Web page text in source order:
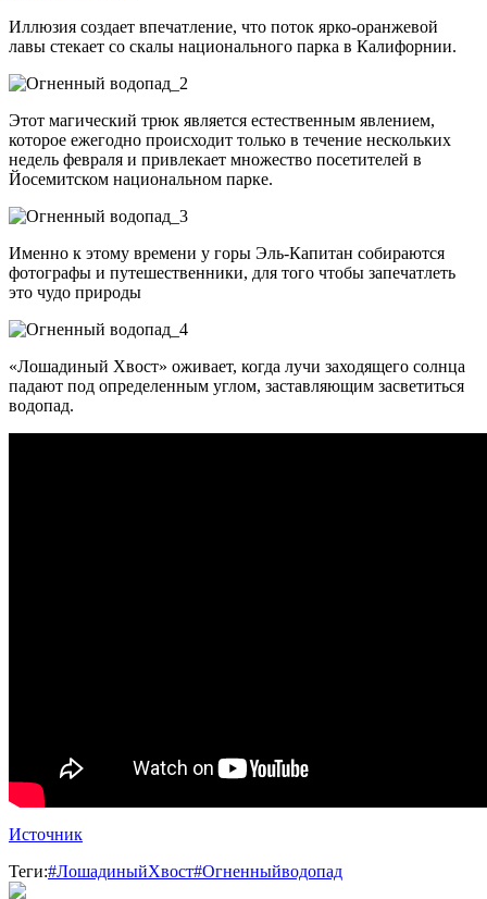
Иллюзия создает впечатление, что поток ярко-оранжевой
лавы стекает со скалы национального парка в Калифорнии.
Этот магический трюк является естественным явлением,
которое ежегодно происходит только в течение нескольких
недель февраля и привлекает множество посетителей в
Йосемитском национальном парке.
Именно к этому времени у горы Эль-Капитан собираются
фотографы и путешественники, для того чтобы запечатлеть
это чудо природы
«Лошадиный Хвост» оживает, когда лучи заходящего солнца
падают под определенным углом, заставляющим засветиться
водопад.
Источник
Теги:#ЛошадиныйХвост#Огненныйводопад